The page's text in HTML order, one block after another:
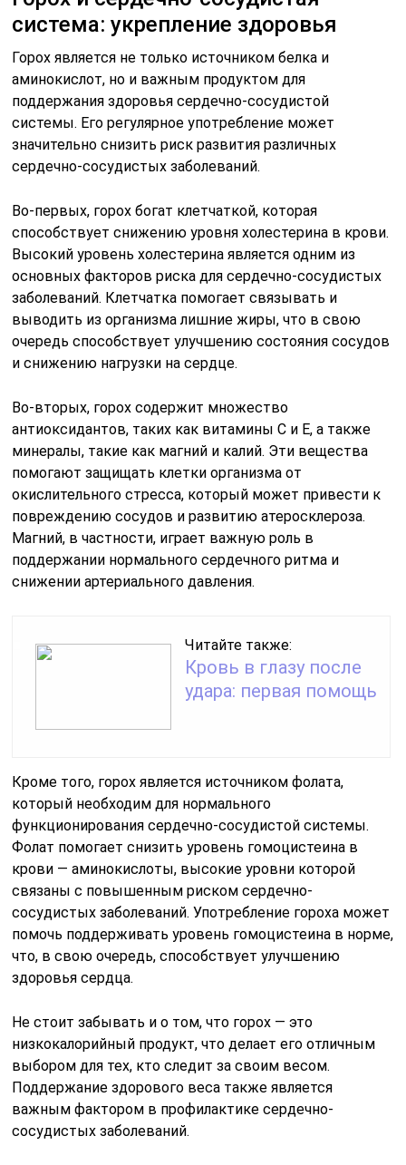
система: укрепление здоровья
Горох является не только источником белка и
аминокислот, но и важным продуктом для
поддержания здоровья сердечно-сосудистой
системы. Его регулярное употребление может
значительно снизить риск развития различных
сердечно-сосудистых заболеваний.
Во-первых, горох богат клетчаткой, которая
способствует снижению уровня холестерина в крови.
Высокий уровень холестерина является одним из
основных факторов риска для сердечно-сосудистых
заболеваний. Клетчатка помогает связывать и
выводить из организма лишние жиры, что в свою
очередь способствует улучшению состояния сосудов
и снижению нагрузки на сердце.
Во-вторых, горох содержит множество
антиоксидантов, таких как витамины C и E, а также
минералы, такие как магний и калий. Эти вещества
помогают защищать клетки организма от
окислительного стресса, который может привести к
повреждению сосудов и развитию атеросклероза.
Магний, в частности, играет важную роль в
поддержании нормального сердечного ритма и
снижении артериального давления.
Читайте также:
Кровь в глазу после
удара: первая помощь
Кроме того, горох является источником фолата,
который необходим для нормального
функционирования сердечно-сосудистой системы.
Фолат помогает снизить уровень гомоцистеина в
крови — аминокислоты, высокие уровни которой
связаны с повышенным риском сердечно-
сосудистых заболеваний. Употребление гороха может
помочь поддерживать уровень гомоцистеина в норме,
что, в свою очередь, способствует улучшению
здоровья сердца.
Не стоит забывать и о том, что горох — это
низкокалорийный продукт, что делает его отличным
выбором для тех, кто следит за своим весом.
Поддержание здорового веса также является
важным фактором в профилактике сердечно-
сосудистых заболеваний.